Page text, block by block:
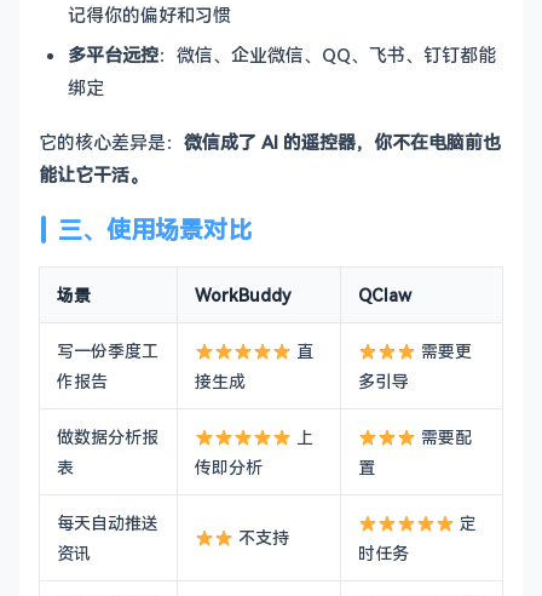
记得你的偏好和习惯
多平台远控：微信、企业微信、QQ、飞书、钉钉都能
绑定
它的核心差异是： 微信成了 AI 的遥控器，你不在电脑前也
能让它干活。
三、使用场景对比
场景 WorkBuddy QClaw
写一份季度工
作报告
直
接生成
需要更
多引导
做数据分析报
表
上
传即分析
需要配
置
每天自动推送
资讯
不支持
定
时任务